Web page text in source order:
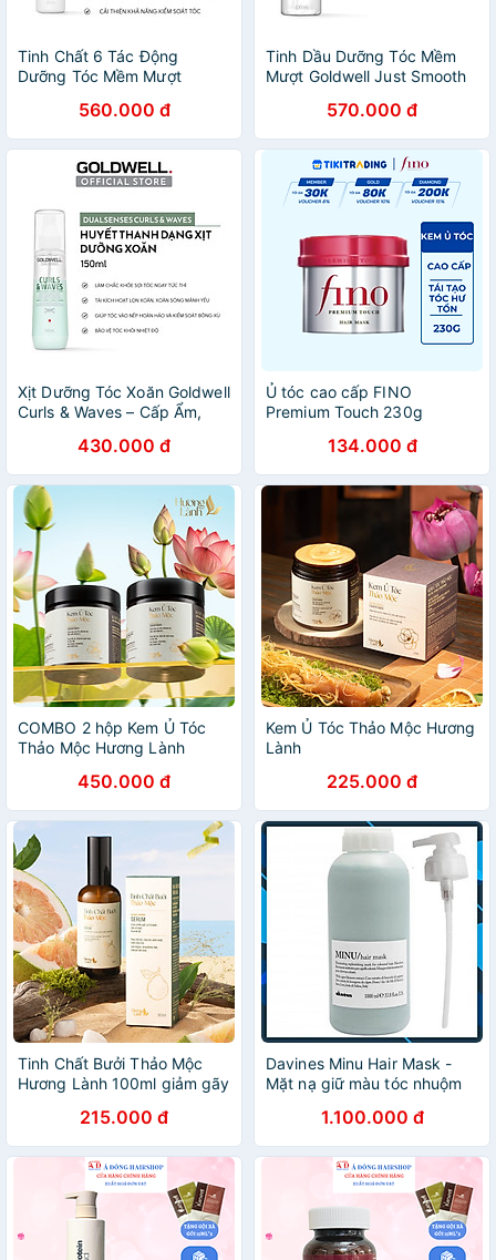
Tinh Chất 6 Tác Động
Dưỡng Tóc Mềm Mượt
Xơ Rối, Dưỡng Tóc Chắc
Khỏe
560.000 đ
Tinh Dầu Dưỡng Tóc Mềm
Mượt Goldwell Just Smooth
Mượt Tóc 100ml
570.000 đ
Xịt Dưỡng Tóc Xoăn Goldwell
Curls & Waves – Cấp Ẩm,
430.000 đ
Ủ tóc cao cấp FINO
Premium Touch 230g
134.000 đ
COMBO 2 hộp Kem Ủ Tóc
Thảo Mộc Hương Lành
450.000 đ
Kem Ủ Tóc Thảo Mộc Hương
Lành
225.000 đ
Tinh Chất Bưởi Thảo Mộc
Hương Lành 100ml giảm gãy
dưỡng da đầu hỗ trợ phục
hồi tóc hư tổn, giảm chẻ
ngọn, kích mọc tóc từ tinh
dầu bưởi và cam
215.000 đ
Davines Minu Hair Mask -
Mặt nạ giữ màu tóc nhuộm
1.100.000 đ